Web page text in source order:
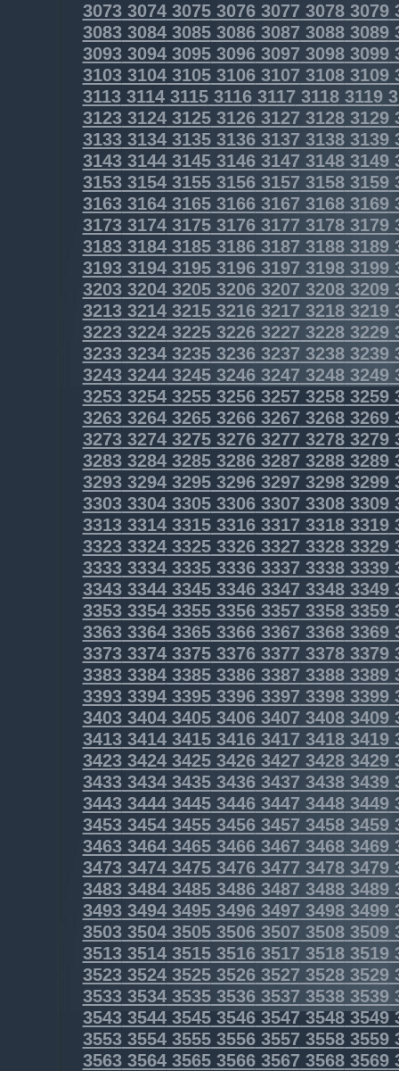
3073307430753076307730783079
3083308430853086308730883089
3093309430953096309730983099
31033104310531063107 31083109
3113311431153116311731183119
31233124312531263127 31283129
31333134313531363137 31383139
31433144314531463147 31483149
31533154315531563157 31583159
31633164316531663167 31683169
31733174317531763177 31783179
31833184318531863187 31883189
31933194319531963197 31983199
32033204320532063207 32083209
32133214321532163217 32183219
32233224322532263227 32283229
32333234323532363237 32383239
32433244324532463247 32483249
3253325432553256325732583259
3263326432653266326732683269
3273327432753276327732783279
3283328432853286328732883289
3293329432953296329732983299
3303330433053306330733083309
3313331433153316331733183319
3323332433253326332733283329
3333333433353336333733383339
3343334433453346334733483349
3353335433553356335733583359
3363336433653366336733683369
3373337433753376337733783379
3383338433853386338733883389
33933394339533963397 33983399
34033404340534063407 34083409
34133414341534163417 34183419
34233424342534263427 34283429
34333434343534363437 34383439
34433444344534463447 34483449
34533454345534563457 34583459
34633464346534663467 34683469
34733474347534763477 34783479
34833484348534863487 34883489
34933494349534963497 34983499
35033504350535063507 35083509
35133514351535163517 35183519
35233524352535263527 35283529
35333534353535363537 35383539
3543354435453546354735483549
3553355435553556355735583559
3563356435653566356735683569